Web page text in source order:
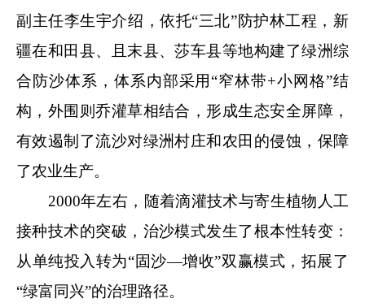
副主任李生宇介绍，依托“三北”防护林工程，新
疆在和田县、且末县、莎车县等地构建了绿洲综
合防沙体系，体系内部采用“窄林带+小网格”结
构，外围则乔灌草相结合，形成生态安全屏障，
有效遏制了流沙对绿洲村庄和农田的侵蚀，保障
了农业生产。
2000年左右，随着滴灌技术与寄生植物人工
接种技术的突破，治沙模式发生了根本性转变：
从单纯投入转为“固沙—增收”双赢模式，拓展了
“绿富同兴”的治理路径。